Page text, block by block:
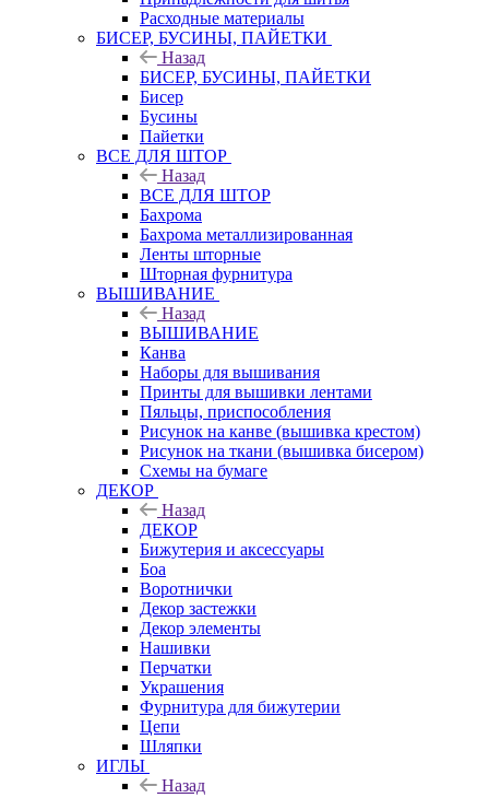
Расходные материалы
БИСЕР, БУСИНЫ, ПАЙЕТКИ
Назад
БИСЕР, БУСИНЫ, ПАЙЕТКИ
Бисер
Бусины
Пайетки
ВСЕ ДЛЯ ШТОР
Назад
ВСЕ ДЛЯ ШТОР
Бахрома
Бахрома металлизированная
Ленты шторные
Шторная фурнитура
ВЫШИВАНИЕ
Назад
ВЫШИВАНИЕ
Канва
Наборы для вышивания
Принты для вышивки лентами
Пяльцы, приспособления
Рисунок на канве (вышивка крестом)
Рисунок на ткани (вышивка бисером)
Схемы на бумаге
ДЕКОР
Назад
ДЕКОР
Бижутерия и аксессуары
Боа
Воротнички
Декор застежки
Декор элементы
Нашивки
Перчатки
Украшения
Фурнитура для бижутерии
Цепи
Шляпки
ИГЛЫ
Назад